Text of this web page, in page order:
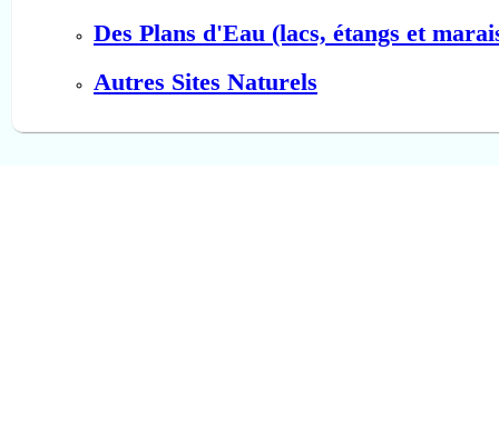
Des Plans d'Eau (lacs, étangs et
Autres Sites Naturels